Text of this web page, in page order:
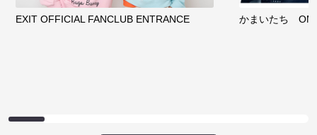
EXIT OFFICIAL FANCLUB ENTRANCE かまいたち